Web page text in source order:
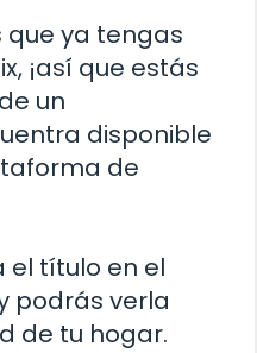
que ya tengas
¡así que estás
un
disponible
de
el título en el
podrás verla
de tu hogar.